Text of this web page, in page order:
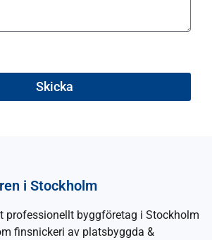
Skicka
i Stockholm
professionellt byggföretag i Stockholm
finsnickeri av platsbyggda &